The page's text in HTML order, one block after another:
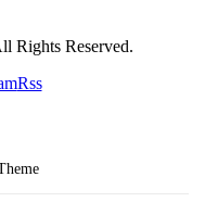
Rights Reserved.
Rss